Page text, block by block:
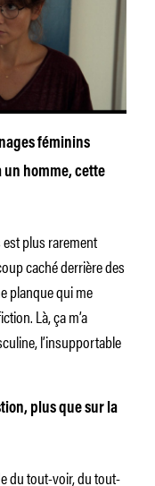
féminins
un homme, cette
plus rarement
caché derrière des
planque qui me
Là, ça m’a
l’insupportable
plus que sur la
du tout-voir, du tout-